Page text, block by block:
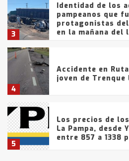
3
Identidad de los
pampeanos que
protagonistas
en la mañana del
4
Accidente en
joven de Trenque
5
Los precios de
La Pampa, desde
entre 857 a 1338